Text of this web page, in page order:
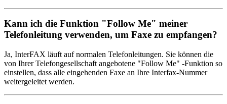
Kann ich die Funktion "Follow Me" meiner
Telefonleitung verwenden, um Faxe zu empfangen?
Ja, InterFAX läuft auf normalen Telefonleitungen. Sie können die
von Ihrer Telefongesellschaft angebotene "Follow Me" -Funktion so
einstellen, dass alle eingehenden Faxe an Ihre Interfax-Nummer
weitergeleitet werden.